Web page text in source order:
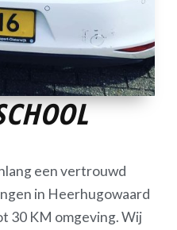
een vertrouwd
in Heerhugowaard
30 KM omgeving. Wij